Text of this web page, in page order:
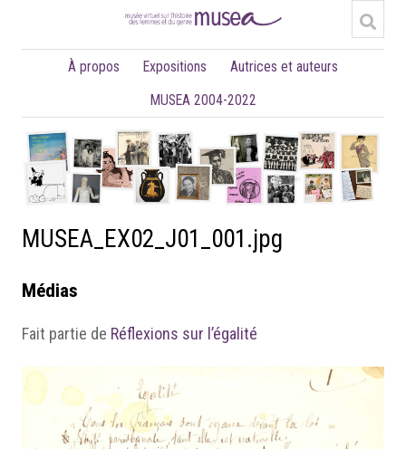
À propos Expositions
Autrices et auteurs
MUSEA 2004-2022
MUSEA_EX02_J01_001.jpg
Médias
Fait partie de Réflexions sur l’égalité